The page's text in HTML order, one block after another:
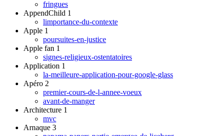
fringues
AppendChild 1
limportance-du-contexte
Apple 1
poursuites-en-justice
Apple fan 1
signes-religieux-ostentatoires
Application 1
la-meilleure-application-pour-google-glass
Apéro 2
premier-cours-de-l-annee-voeux
avant-de-manger
Architecture 1
mvc
Arnaque 3